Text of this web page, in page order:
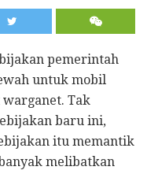
pemerintah
untuk mobil
Tak
baru ini,
itu memantik
melibatkan